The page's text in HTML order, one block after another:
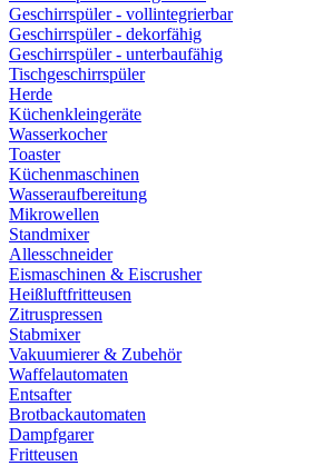
Geschirrspüler - vollintegrierbar
Geschirrspüler - dekorfähig
Geschirrspüler - unterbaufähig
Tischgeschirrspüler
Herde
Küchenkleingeräte
Wasserkocher
Toaster
Küchenmaschinen
Wasseraufbereitung
Mikrowellen
Standmixer
Allesschneider
Eismaschinen & Eiscrusher
Heißluftfritteusen
Zitruspressen
Stabmixer
Vakuumierer & Zubehör
Waffelautomaten
Entsafter
Brotbackautomaten
Dampfgarer
Fritteusen